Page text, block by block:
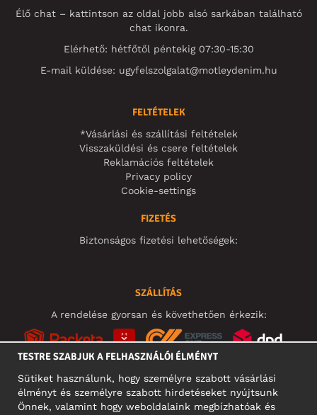
Élő chat – kattintson az oldal jobb alsó sarkában található
chat ikonra.
Elérhető: hétfőtől péntekig 07:30-15:30
E-mail küldése: ugyfelszolgalat@motleydenim.hu
FELTÉTELEK
*Vásárlási és szállítási feltételek
Visszaküldési és csere feltételek
Reklamációs feltételek
Privacy policy
Cookie-settings
FIZETÉS
Biztonságos fizetési lehetőségek:
SZÁLLÍTÁS
A rendelése gyorsan és követhetően érkezik:
KÖZÖSSÉGI MÉDIA
TESTRE SZABJUK A FELHASZNÁLÓI ÉLMÉNYT
Sütiket használunk, hogy személyre szabott vásárlási
élményt és személyre szabott hirdetéseket nyújtsunk
Önnek, valamint hogy weboldalaink megbízhatóak és